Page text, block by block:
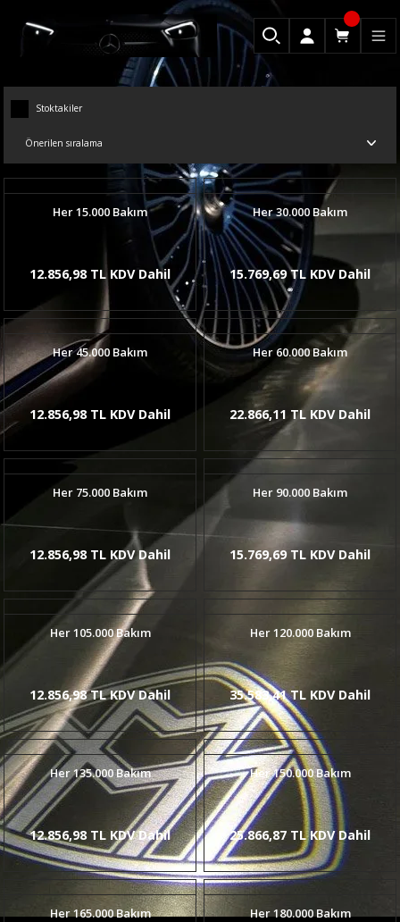
Stoktakiler
Her 15.000 Bakım
12.856,98 TL KDV Dahil
Her 30.000 Bakım
15.769,69 TL KDV Dahil
Her 45.000 Bakım
12.856,98 TL KDV Dahil
Her 60.000 Bakım
22.866,11 TL KDV Dahil
Her 75.000 Bakım
12.856,98 TL KDV Dahil
Her 90.000 Bakım
15.769,69 TL KDV Dahil
Her 105.000 Bakım
12.856,98 TL KDV Dahil
Her 120.000 Bakım
35.583,41 TL KDV Dahil
Her 135.000 Bakım
12.856,98 TL KDV Dahil
Her 150.000 Bakım
25.866,87 TL KDV Dahil
Her 165.000 Bakım Her 180.000 Bakım